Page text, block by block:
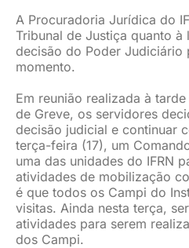
A Procuradoria Jurídica do
Tribunal de Justiça quanto
decisão do Poder Judiciário
momento.
Em reunião realizada à
de Greve, os servidores
decisão judicial e continuar
terça-feira (17), um
uma das unidades do IFRN
atividades de mobilização
é que todos os Campi do
visitas. Ainda nesta terça,
atividades para serem
dos Campi.